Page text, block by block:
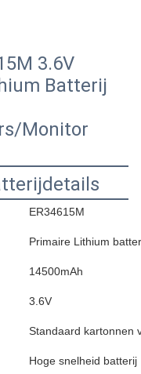
3.6V
Batterij
Monitor
ER34615M
Primaire Lithium
14500mAh
3.6V
Standaard kartonnen
Hoge snelheid batterij